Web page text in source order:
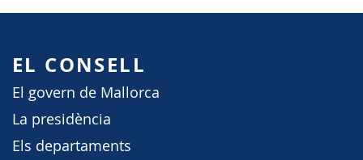
EL CONSELL
El govern de Mallorca
La presidència
Els departaments